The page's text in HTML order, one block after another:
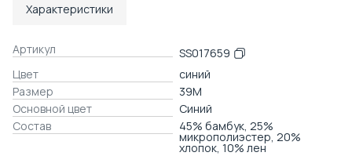
Характеристики
Артикул
SS017659
Цвет
синий
Размер
39M
Основной цвет
Синий
Состав
45% бамбук, 25%
микрополиэстер, 20%
хлопок, 10% лен